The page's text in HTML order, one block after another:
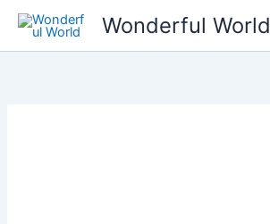
츠
Wonderful World